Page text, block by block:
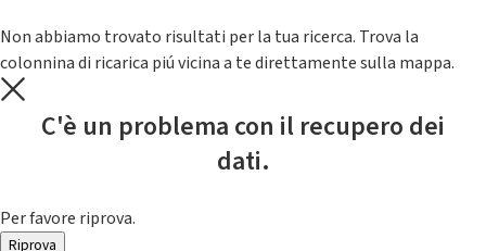
Non abbiamo trovato risultati per la tua ricerca. Trova la
colonnina di ricarica piú vicina a te direttamente sulla mappa.
C'è un problema con il recupero dei
dati.
Per favore riprova.
Riprova